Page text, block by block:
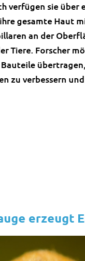
verfügen sie über
gesamte Haut
an der
Tiere. Forscher
zu verbessern
erzeugt